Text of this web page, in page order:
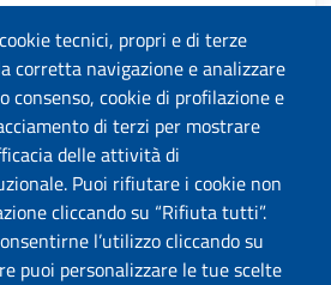
tecnici, propri e di terze
corretta navigazione e analizzare
consenso, cookie di profilazione e
di terzi per mostrare
delle attività di
Puoi rifiutare i cookie non
cliccando su “Rifiuta tutti”.
l’utilizzo cliccando su
puoi personalizzare le tue scelte
PIETRO